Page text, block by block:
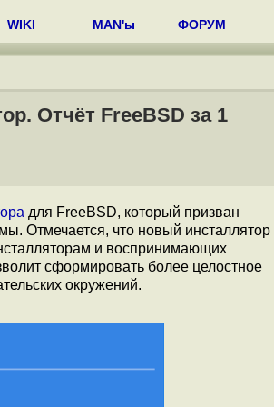
WIKI MAN'ы ФОРУМ
Отчёт FreeBSD за 1
для FreeBSD, который призван
Отмечается, что новый инсталлятор
и воспринимающих
сформировать более целостное
окружений.